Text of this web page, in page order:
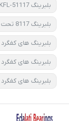
بلبرینگ 51117-DDC DKFL تحت لیسانس آلمان
بلبرینگ 8117 تحت لیسانس آلمان
بلبرینگ های کفگرد 3 تیکه 51117-DDC DKFL
بلبرینگ های کفگرد 3 تیکه 51117-DDC DKFL تحت لیسانس آلمان
بلبرینگ های کفگرد 3 تیکه 8117 تحت لیسانس آلمان